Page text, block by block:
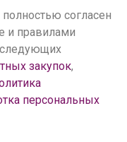
согласен
и правилами
закупок,
персональных